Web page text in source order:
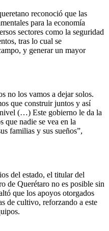
reconoció que las
para la economía
sectores como la seguridad
tras lo cual se
y generar un mayor
no los vamos a dejar solos.
que construir juntos y así
(…) Este gobierno le da la
que nadie se vea en la
familias y sus sueños”,
del estado, el titular del
de Querétaro no es posible sin
que los apoyos otorgados
de cultivo, reforzando a este